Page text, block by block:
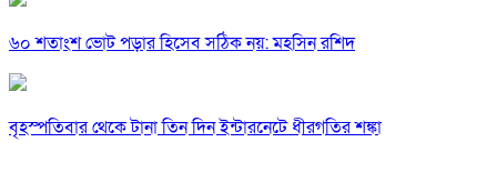
৬০ শতাংশ ভোট পড়ার হিসেব সঠিক নয়: মহসিন রশিদ
বৃহস্পতিবার থেকে টানা তিন দিন ইন্টারনেটে ধীরগতির শঙ্কা